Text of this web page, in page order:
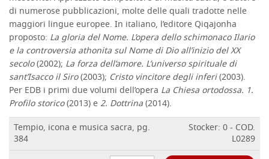
di numerose pubblicazioni, molte delle quali tradotte nelle
maggiori lingue europee. In italiano, l’editore Qiqajonha
proposto: La gloria del Nome. L’opera dello schimonaco Ilario
e la controversia athonita sul Nome di Dio all’inizio del XX
secolo(2002); La forza dell’amore. L’universo spirituale di
sant’Isacco il Siro(2003); Cristo vincitore degli inferi(2003).
Per EDB i primi due volumi dell’opera La Chiesa ortodossa. 1.
Profilo storico(2013) e2. Dottrina(2014).
Tempio, icona e musica sacra, pg.
384
Stocker: 0 - COD.
L0289